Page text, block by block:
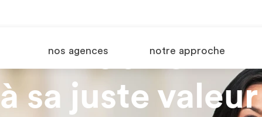
nos agences notre approche
L'immobilier
à sa juste valeur